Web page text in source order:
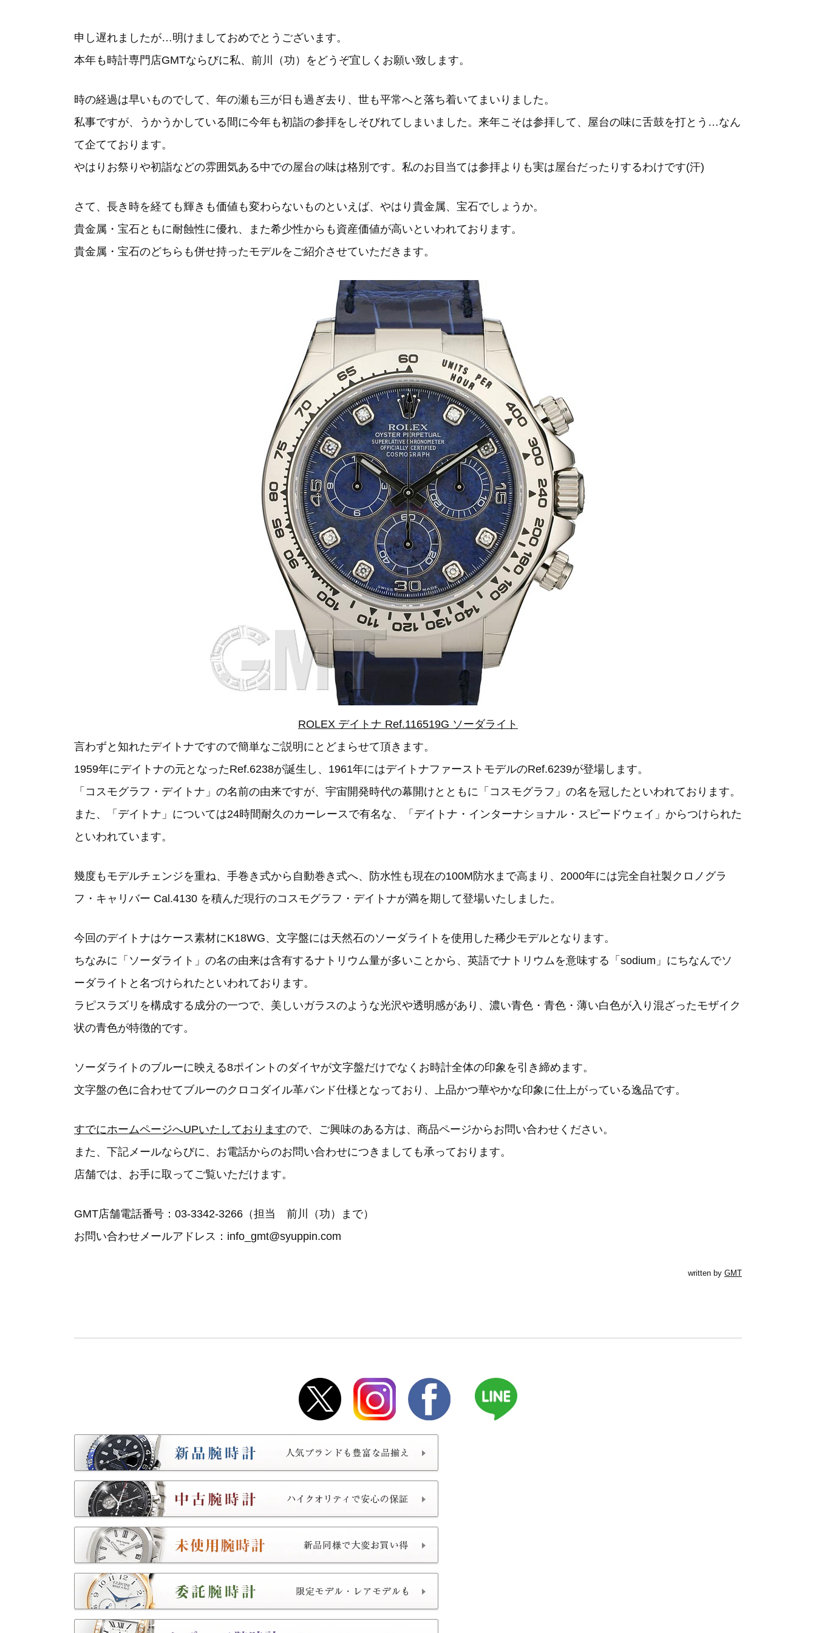
申し遅れましたが…明けましておめでとうございます。
本年も時計専門店GMTならびに私、前川（功）をどうぞ宜しくお願い致します。
時の経過は早いものでして、年の瀬も三が日も過ぎ去り、世も平常へと落ち着いてまいりました。
私事ですが、うかうかしている間に今年も初詣の参拝をしそびれてしまいました。来年こそは参拝して、屋台の味に舌鼓を打とう…なん
て企てております。
やはりお祭りや初詣などの雰囲気ある中での屋台の味は格別です。私のお目当ては参拝よりも実は屋台だったりするわけです(汗)
さて、長き時を経ても輝きも価値も変わらないものといえば、やはり貴金属、宝石でしょうか。
貴金属・宝石ともに耐蝕性に優れ、また希少性からも資産価値が高いといわれております。
貴金属・宝石のどちらも併せ持ったモデルをご紹介させていただきます。
ROLEX デイトナ Ref.116519G ソーダライト
言わずと知れたデイトナですので簡単なご説明にとどまらせて頂きます。
1959年にデイトナの元となったRef.6238が誕生し、1961年にはデイトナファーストモデルのRef.6239が登場します。
「コスモグラフ・デイトナ」の名前の由来ですが、宇宙開発時代の幕開けとともに「コスモグラフ」の名を冠したといわれております。
また、「デイトナ」については24時間耐久のカーレースで有名な、「デイトナ・インターナショナル・スピードウェイ」からつけられた
といわれています。
幾度もモデルチェンジを重ね、手巻き式から自動巻き式へ、防水性も現在の100M防水まで高まり、2000年には完全自社製クロノグラ
フ・キャリバー Cal.4130 を積んだ現行のコスモグラフ・デイトナが満を期して登場いたしました。
今回のデイトナはケース素材にK18WG、文字盤には天然石のソーダライトを使用した稀少モデルとなります。
ちなみに「ソーダライト」の名の由来は含有するナトリウム量が多いことから、英語でナトリウムを意味する「sodium」にちなんでソ
ーダライトと名づけられたといわれております。
ラピスラズリを構成する成分の一つで、美しいガラスのような光沢や透明感があり、濃い青色・青色・薄い白色が入り混ざったモザイク
状の青色が特徴的です。
ソーダライトのブルーに映える8ポイントのダイヤが文字盤だけでなくお時計全体の印象を引き締めます。
文字盤の色に合わせてブルーのクロコダイル革バンド仕様となっており、上品かつ華やかな印象に仕上がっている逸品です。
すでにホームページへUPいたしておりますので、ご興味のある方は、商品ページからお問い合わせください。
また、下記メールならびに、お電話からのお問い合わせにつきましても承っております。
店舗では、お手に取ってご覧いただけます。
GMT店舗電話番号：03-3342-3266（担当 前川（功）まで）
お問い合わせメールアドレス：info_gmt@syuppin.com
written by GMT